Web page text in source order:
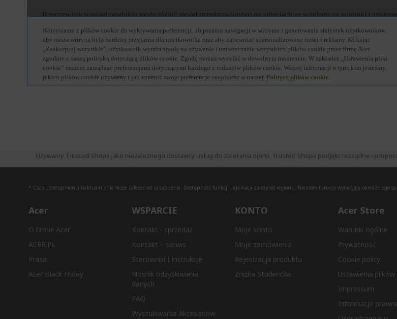
Używamy Trusted Shops jako niezależnego dostawcy usług do zbierania opinii. Trusted Shops podjęło rozsądne i
* Czas udostępnienia uaktualnienia może zależeć od urządzenia. Dostępność funkcji i aplikacji zależy od regionu. Niektóre funkcje wymagają określonego
Acer
O firmie Acer
ACER.PL
Prasa
Acer Black Friday
WSPARCIE
Kontakt - sprzedaż
Kontakt – serwis
Sterowniki I instrukcje
Nośnik odzyskiwania
danych
FAQ
Wyszukiwarka Akcesoriów
KONTO
Moje konto
Moje zamówienia
Rejestracja produktu
Zniżka Studencka
Acer Store
Warunki ogólne
Prywatność
Cookie policy
Ustawienia
Impressum
Informacje